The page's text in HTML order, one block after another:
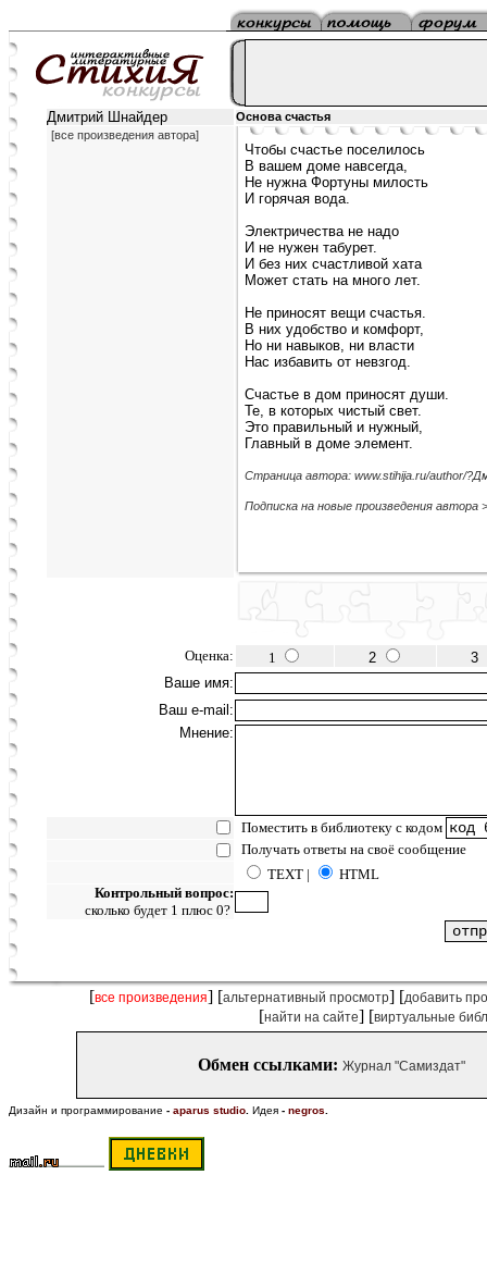
Дмитрий Шнайдер
Основа счастья
[все произведения автора]
Чтобы счастье поселилось
В вашем доме навсегда,
Не нужна Фортуны милость
И горячая вода.
Электричества не надо
И не нужен табурет.
И без них счастливой хата
Может стать на много лет.
Не приносят вещи счастья.
В них удобство и комфорт,
Но ни навыков, ни власти
Нас избавить от невзгод.
Счастье в дом приносят души.
Те, в которых чистый свет.
Это правильный и нужный,
Главный в доме элемент.
Страница автора: www.stihija.ru/author/
Подписка на новые произведения автора
Оценка: 1 2
3
Ваше имя:
Ваш e-mail:
Мнение:
Поместить в библиотеку с кодом
Получать ответы на своё сообщение
TEXT |
HTML
Контрольный вопрос:
сколько будет 1 плюс 0?
[все произведения] [альтернативный просмотр] [добавить
[найти на сайте] [виртуальные
Обмен ссылками: Журнал "Самиздат"
Дизайн и программирование - aparus studio Идея - negros